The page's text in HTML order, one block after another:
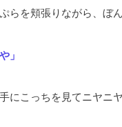
らを頬張りながら、ぼ
」
にこっちを見てニヤニヤ